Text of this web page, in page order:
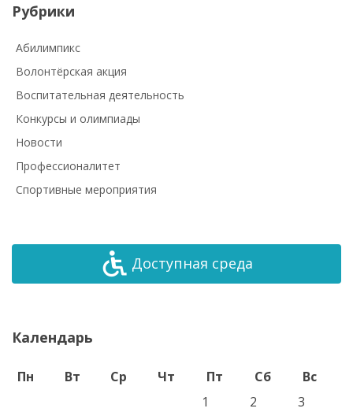
Рубрики
Абилимпикс
Волонтёрская акция
Воспитательная деятельность
Конкурсы и олимпиады
Новости
Профессионалитет
Спортивные мероприятия
Доступная среда
Календарь
Пн Вт Ср Чт Пт Сб
Вс
1
2
3